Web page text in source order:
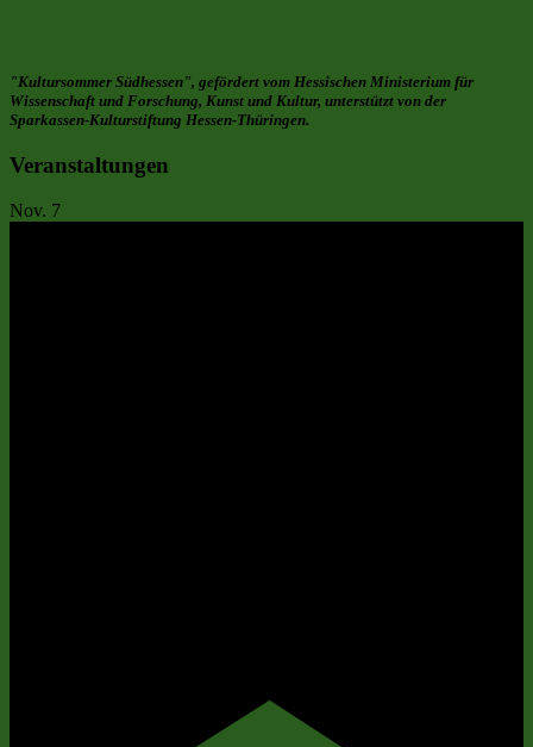
"Kultursommer Südhessen", gefördert vom Hessischen Ministerium für
Wissenschaft und Forschung, Kunst und Kultur, unterstützt von der
Sparkassen-Kulturstiftung Hessen-Thüringen.
Veranstaltungen
Nov. 7